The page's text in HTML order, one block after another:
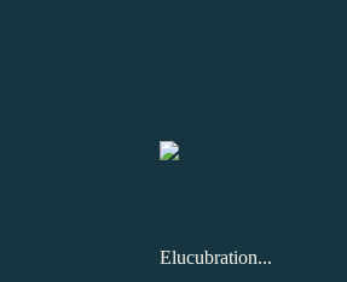
Elucubration...